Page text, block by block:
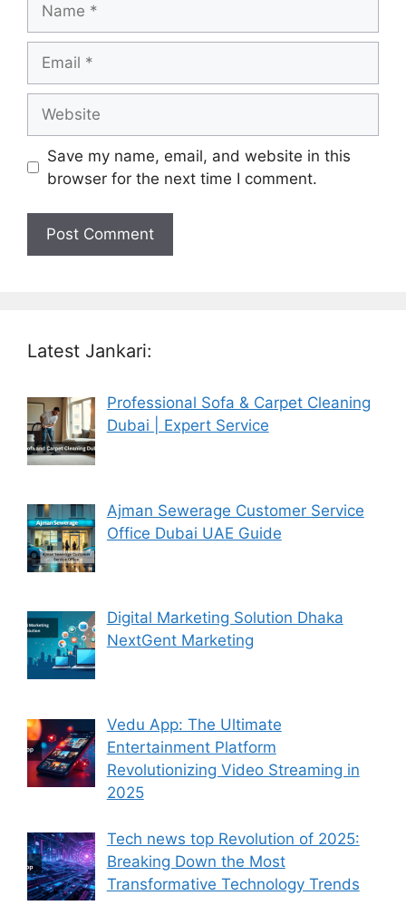
Save my name, email, and website in this
browser for the next time I comment.
Latest Jankari:
Professional Sofa & Carpet Cleaning
Dubai | Expert Service
Ajman Sewerage Customer Service
Office Dubai UAE Guide
Digital Marketing Solution Dhaka
NextGent Marketing
Vedu App: The Ultimate
Entertainment Platform
Revolutionizing Video Streaming in
2025
Tech news top Revolution of 2025:
Breaking Down the Most
Transformative Technology Trends